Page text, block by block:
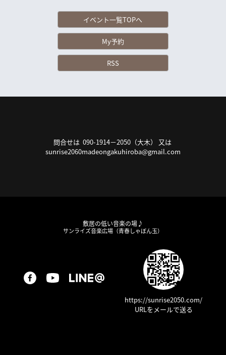
イベント一覧TOPへ
My予約
RSS
問合せは 090-1914－2050（大木） 又は
sunrise2060madeongakuhiroba@gmail.com
敷居の低い音楽の場♪
サンライズ音楽広場（青春しゃぼん玉）
https://sunrise2050.com/
URLをメールで送る